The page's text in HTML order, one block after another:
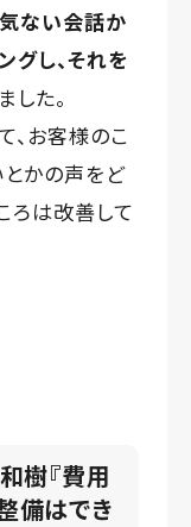
ない会話か
グし、それを
した。
、お客様のこ
とかの声をど
ろは改善して
樹『費用
備はでき